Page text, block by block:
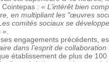
Cointepas : « L’intérêt bien
en multipliant les "œuvres
comités sociaux se
»
engagements précédents,
dans l’esprit de collaboration
établissement de plus de